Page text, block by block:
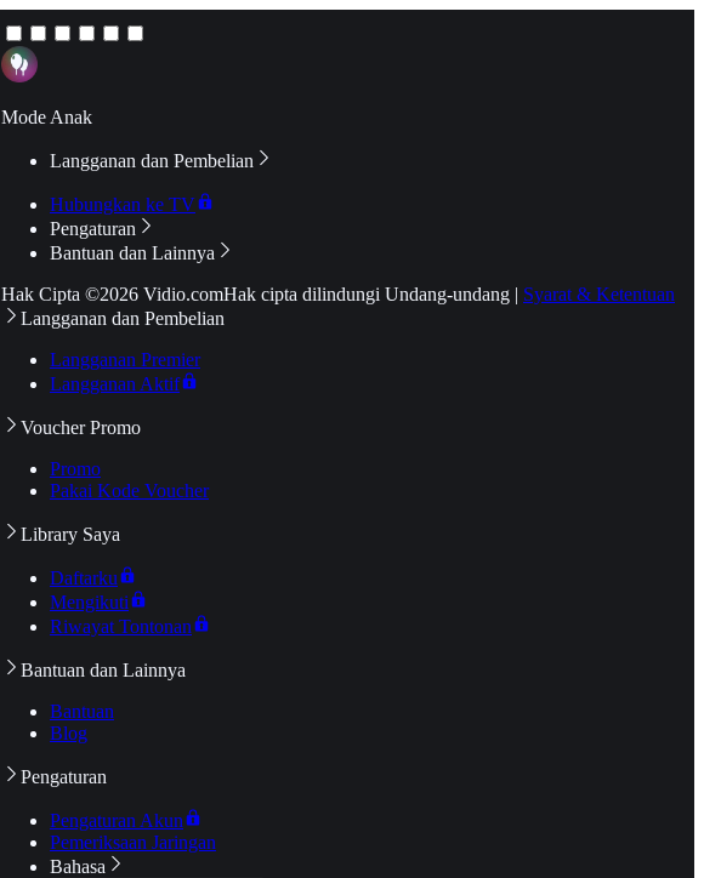
Mode Anak
Langganan dan Pembelian
Hubungkan ke TV
Pengaturan
Bantuan dan Lainnya
Hak Cipta ©2026 Vidio.comHak cipta dilindungi Undang-undang | Syarat & Ketentuan
Langganan dan Pembelian
Langganan Premier
Langganan Aktif
Voucher Promo
Promo
Pakai Kode Voucher
Library Saya
Daftarku
Mengikuti
Riwayat Tontonan
Bantuan dan Lainnya
Bantuan
Blog
Pengaturan
Pengaturan Akun
Pemeriksaan Jaringan
Bahasa